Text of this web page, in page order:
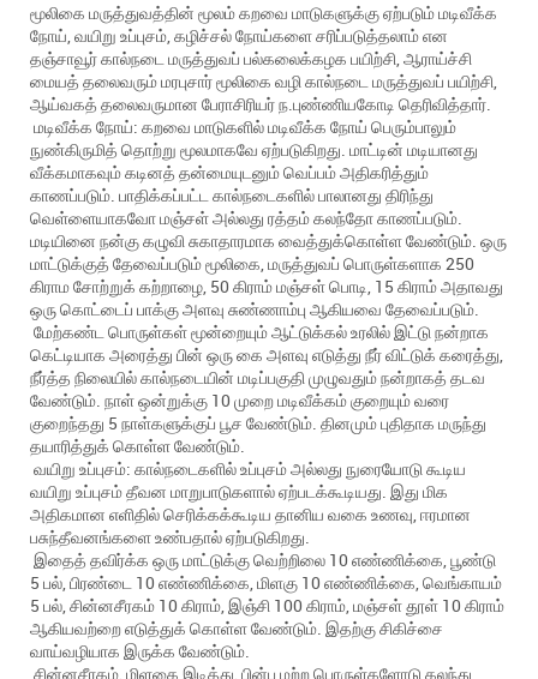
மூலிகை மருத்துவத்தின் மூலம் கறவை மாடுகளுக்கு ஏற்படும் மடிவீக்க
நோய், வயிறு உப்புசம், கழிச்சல் நோய்களை சரிப்படுத்தலாம் என
தஞ்சாவூர் கால்நடை மருத்துவப் பல்கலைக்கழக பயிற்சி, ஆராய்ச்சி
மையத் தலைவரும் மரபுசார் மூலிகை வழி கால்நடை மருத்துவப் பயிற்சி,
ஆய்வகத் தலைவருமான பேராசிரியர் ந.புண்ணியகோடி தெரிவித்தார்.
மடிவீக்க நோய்: கறவை மாடுகளில் மடிவீக்க நோய் பெரும்பாலும்
நுண்கிருமித் தொற்று மூலமாகவே ஏற்படுகிறது. மாட்டின் மடியானது
வீக்கமாகவும் கடினத் தன்மையுடனும் வெப்பம் அதிகரித்தும்
காணப்படும். பாதிக்கப்பட்ட கால்நடைகளில் பாலானது திரிந்து
வெள்ளையாகவோ மஞ்சள் அல்லது ரத்தம் கலந்தோ காணப்படும்.
மடியினை நன்கு கழுவி சுகாதாரமாக வைத்துக்கொள்ள வேண்டும். ஒரு
மாட்டுக்குத் தேவைப்படும் மூலிகை, மருத்துவப் பொருள்களாக 250
கிராம சோற்றுக் கற்றாழை, 50 கிராம் மஞ்சள் பொடி, 15 கிராம் அதாவது
ஒரு கொட்டைப் பாக்கு அளவு சுண்ணாம்பு ஆகியவை தேவைப்படும்.
மேற்கண்ட பொருள்கள் மூன்றையும் ஆட்டுக்கல் உரலில் இட்டு நன்றாக
கெட்டியாக அரைத்து பின் ஒரு கை அளவு எடுத்து நீர் விட்டுக் கரைத்து,
நீர்த்த நிலையில் கால்நடையின் மடிப்பகுதி முழுவதும் நன்றாகத் தடவ
வேண்டும். நாள் ஒன்றுக்கு 10 முறை மடிவீக்கம் குறையும் வரை
குறைந்தது 5 நாள்களுக்குப் பூச வேண்டும். தினமும் புதிதாக மருந்து
தயாரித்துக் கொள்ள வேண்டும்.
வயிறு உப்புசம்: கால்நடைகளில் உப்புசம் அல்லது நுரையோடு கூடிய
வயிறு உப்புசம் தீவன மாறுபாடுகளால் ஏற்படக்கூடியது. இது மிக
அதிகமான எளிதில் செரிக்கக்கூடிய தானிய வகை உணவு, ஈரமான
பசுந்தீவனங்களை உண்பதால் ஏற்படுகிறது.
இதைத் தவிர்க்க ஒரு மாட்டுக்கு வெற்றிலை 10 எண்ணிக்கை, பூண்டு
5 பல், பிரண்டை 10 எண்ணிக்கை, மிளகு 10 எண்ணிக்கை, வெங்காயம்
5 பல், சின்னசீரகம் 10 கிராம், இஞ்சி 100 கிராம், மஞ்சள் தூள் 10 கிராம்
ஆகியவற்றை எடுத்துக் கொள்ள வேண்டும். இதற்கு சிகிச்சை
வாய்வழியாக இருக்க வேண்டும்.
சின்னசீரகம், மிளகை இடித்து, பின்பு மற்ற பொருள்களோடு கலந்து